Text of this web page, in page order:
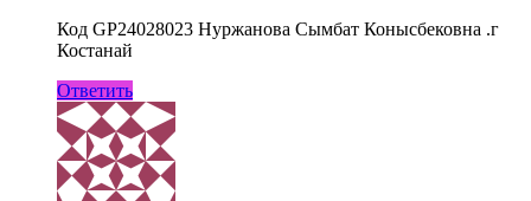
Код GP24028023 Нуржанова Сымбат Конысбековна .г
Костанай
Ответить